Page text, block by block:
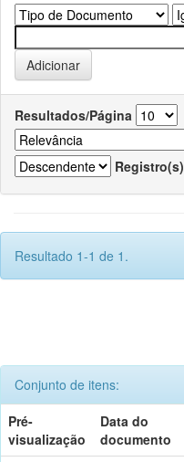
Resultados/Página
Registro(s)
Resultado 1-1 de 1.
Conjunto de itens:
Pré-
visualização
Data do
documento